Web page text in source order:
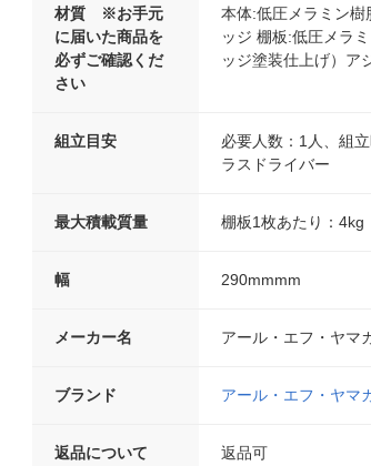
材質 ※お手元
に届いた商品を
必ずご確認くだ
さい
本体:低圧メラミン樹
ッジ 棚板:低圧メラ
ッジ塗装仕上げ）ア
組立目安
必要人数：1人、組
ラスドライバー
最大積載質量 棚板1枚あたり：4kg
幅 290mmmm
メーカー名 アール・エフ・ヤマ
ブランド アール・エフ・ヤマ
返品について
返品可